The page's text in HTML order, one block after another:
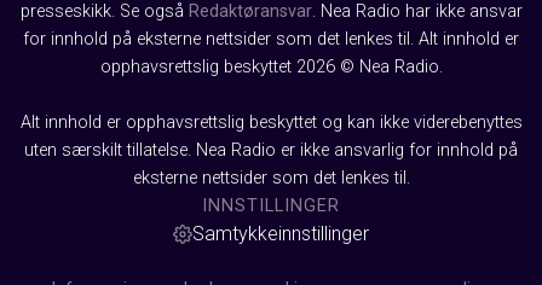
presseskikk. Se også Redaktøransvar. Nea Radio har ikke ansvar
for innhold på eksterne nettsider som det lenkes til. Alt innhold er
opphavsrettslig beskyttet 2026 © Nea Radio.
Alt innhold er opphavsrettslig beskyttet og kan ikke viderebenyttes
uten særskilt tillatelse. Nea Radio er ikke ansvarlig for innhold på
eksterne nettsider som det lenkes til.
INNSTILLINGER
Samtykkeinnstillinger